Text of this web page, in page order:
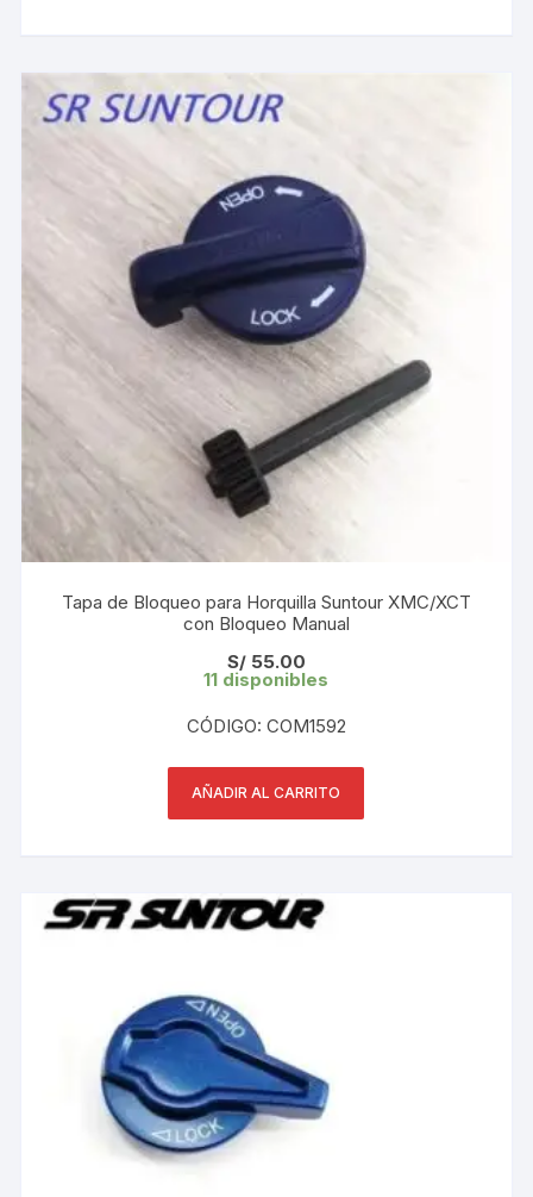
Tapa de Bloqueo para Horquilla Suntour XMC/XCT
con Bloqueo Manual
S/55.00
11 disponibles
CÓDIGO: COM1592
AÑADIR AL CARRITO